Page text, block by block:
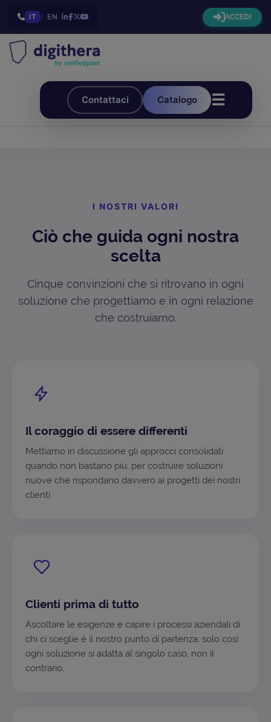
IT / EN ACCEDI
Contattaci Catalogo ☰
I NOSTRI VALORI
Ciò che guida ogni nostra
scelta
Cinque convinzioni che si ritrovano in ogni
soluzione che progettiamo e in ogni relazione
che costruiamo.
Il coraggio di essere differenti
Mettiamo in discussione gli approcci consolidati
quando non bastano più, per costruire soluzioni
nuove che rispondano davvero ai progetti dei nostri
clienti.
Clienti prima di tutto
Ascoltare le esigenze e capire i processi aziendali di
chi ci sceglie è il nostro punto di partenza: solo così
ogni soluzione si adatta al singolo caso, non il
contrario.